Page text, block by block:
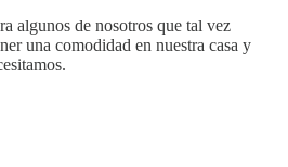
algunos de nosotros que tal vez
una comodidad en nuestra casa y